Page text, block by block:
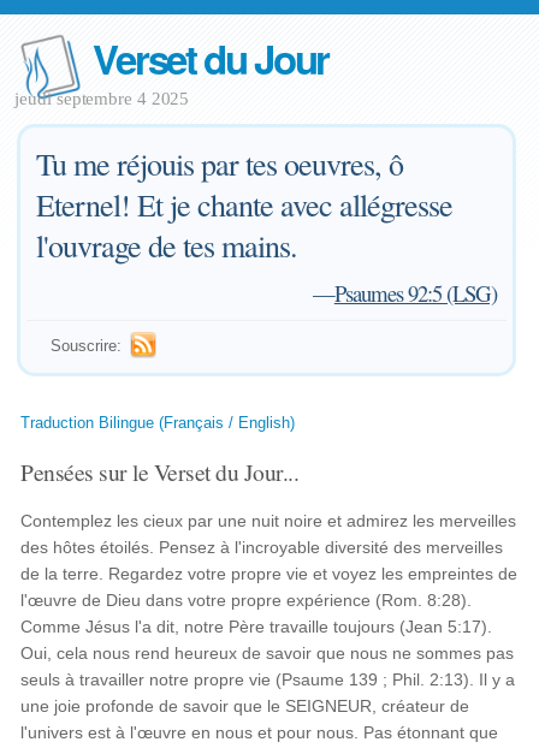
Verset du Jour
jeudi septembre 4 2025
Tu me réjouis par tes oeuvres, ô
Eternel! Et je chante avec allégresse
l'ouvrage de tes mains.
—Psaumes 92:5 (LSG)
Souscrire:
Traduction Bilingue (Français / English)
Pensées sur le Verset du Jour...
Contemplez les cieux par une nuit noire et admirez les merveilles
des hôtes étoilés. Pensez à l'incroyable diversité des merveilles
de la terre. Regardez votre propre vie et voyez les empreintes de
l'œuvre de Dieu dans votre propre expérience (Rom. 8:28).
Comme Jésus l'a dit, notre Père travaille toujours (Jean 5:17).
Oui, cela nous rend heureux de savoir que nous ne sommes pas
seuls à travailler notre propre vie (Psaume 139 ; Phil. 2:13). Il y a
une joie profonde de savoir que le SEIGNEUR, créateur de
l'univers est à l'œuvre en nous et pour nous. Pas étonnant que